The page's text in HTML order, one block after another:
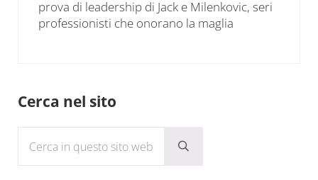
prova di leadership di Jack e Milenkovic, seri
professionisti che onorano la maglia
Sidebar
Cerca nel sito
Submit search